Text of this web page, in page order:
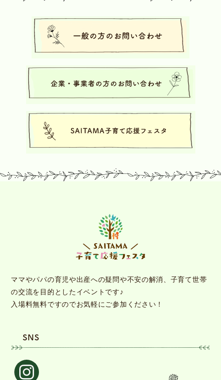
ママやパパの育児や出産への疑問や不安の解消、子育て世帯
の交流を目的としたイベントです♪
入場料無料ですのでお気軽にご参加ください！
SNS